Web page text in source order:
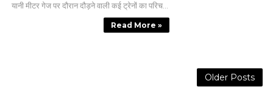
यानी मीटर गेज पर दौरान दौड़ने वाली कई ट्रेनों का परिच...
Read More »
Older Posts